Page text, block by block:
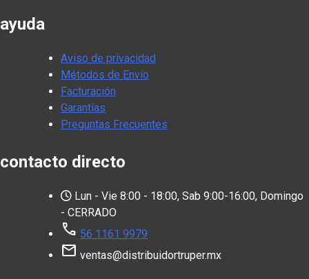
ayuda
Aviso de privacidad
Métodos de Envío
Facturación
Garantías
Preguntas Frecuentes
contacto directo
Lun - Vie 8:00 - 18:00, Sab 9:00-16:00, Domingo
- CERRADO
call 56 1161 9979
mail ventas@distribuidortruper.mx